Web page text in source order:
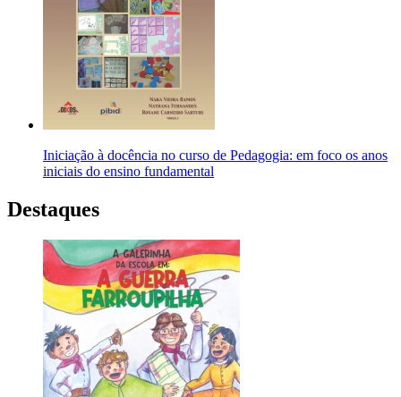
Iniciação à docência no curso de Pedagogia: em foco os anos
iniciais do ensino fundamental
Destaques